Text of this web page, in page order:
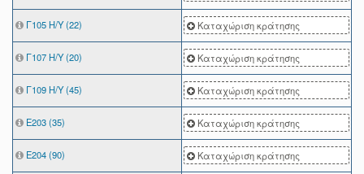
Γ105 Η/Υ (22) Καταχώριση κράτησης
Γ107 Η/Υ (20) Καταχώριση κράτησης
Γ109 Η/Υ (45) Καταχώριση κράτησης
Ε203 (35) Καταχώριση κράτησης
Ε204 (90) Καταχώριση κράτησης